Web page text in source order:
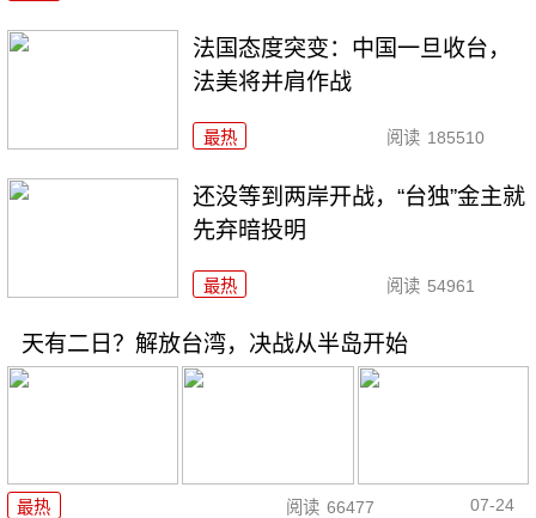
法国态度突变：中国一旦收台，
法美将并肩作战
最热 阅读 185510
还没等到两岸开战，“台独”金主就
先弃暗投明
最热 阅读 54961
天有二日？解放台湾，决战从半岛开始
最热 阅读 66477 07-24